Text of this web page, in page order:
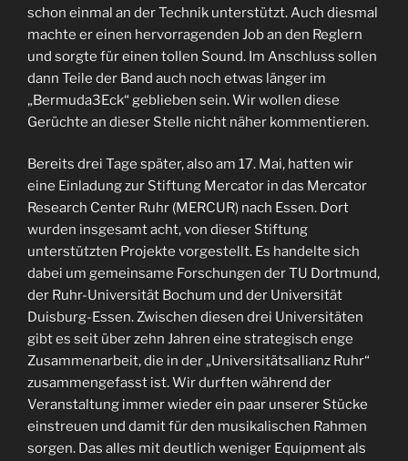
schon einmal an der Technik unterstützt. Auch diesmal
machte er einen hervorragenden Job an den Reglern
und sorgte für einen tollen Sound. Im Anschluss sollen
dann Teile der Band auch noch etwas länger im
„Bermuda3Eck“ geblieben sein. Wir wollen diese
Gerüchte an dieser Stelle nicht näher kommentieren.
Bereits drei Tage später, also am 17. Mai, hatten wir
eine Einladung zur Stiftung Mercator in das Mercator
Research Center Ruhr (MERCUR) nach Essen. Dort
wurden insgesamt acht, von dieser Stiftung
unterstützten Projekte vorgestellt. Es handelte sich
dabei um gemeinsame Forschungen der TU Dortmund,
der Ruhr-Universität Bochum und der Universität
Duisburg-Essen. Zwischen diesen drei Universitäten
gibt es seit über zehn Jahren eine strategisch enge
Zusammenarbeit, die in der „Universitätsallianz Ruhr“
zusammengefasst ist. Wir durften während der
Veranstaltung immer wieder ein paar unserer Stücke
einstreuen und damit für den musikalischen Rahmen
sorgen. Das alles mit deutlich weniger Equipment als